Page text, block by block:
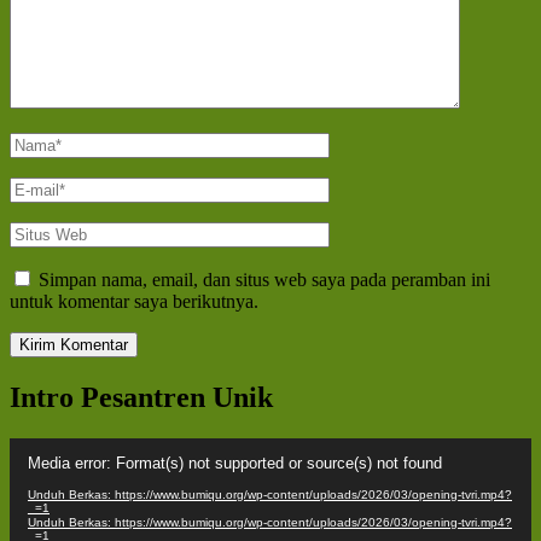
Nama*
E-
mail*
Situs
Web
Simpan nama, email, dan situs web saya pada peramban ini
untuk komentar saya berikutnya.
Intro Pesantren Unik
Video
Media error: Format(s) not supported or source(s) not found
Unduh Berkas: https://www.bumiqu.org/wp-content/uploads/2026/03/opening-tvri.mp4?
_=1
Unduh Berkas: https://www.bumiqu.org/wp-content/uploads/2026/03/opening-tvri.mp4?
_=1